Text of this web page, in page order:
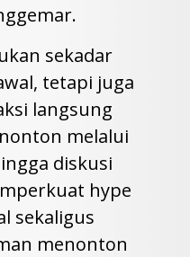
sekadar
tetapi juga
langsung
melalui
diskusi
hype
sekaligus
menonton